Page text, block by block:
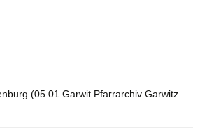
(05.01.Garwit Pfarrarchiv Garwitz